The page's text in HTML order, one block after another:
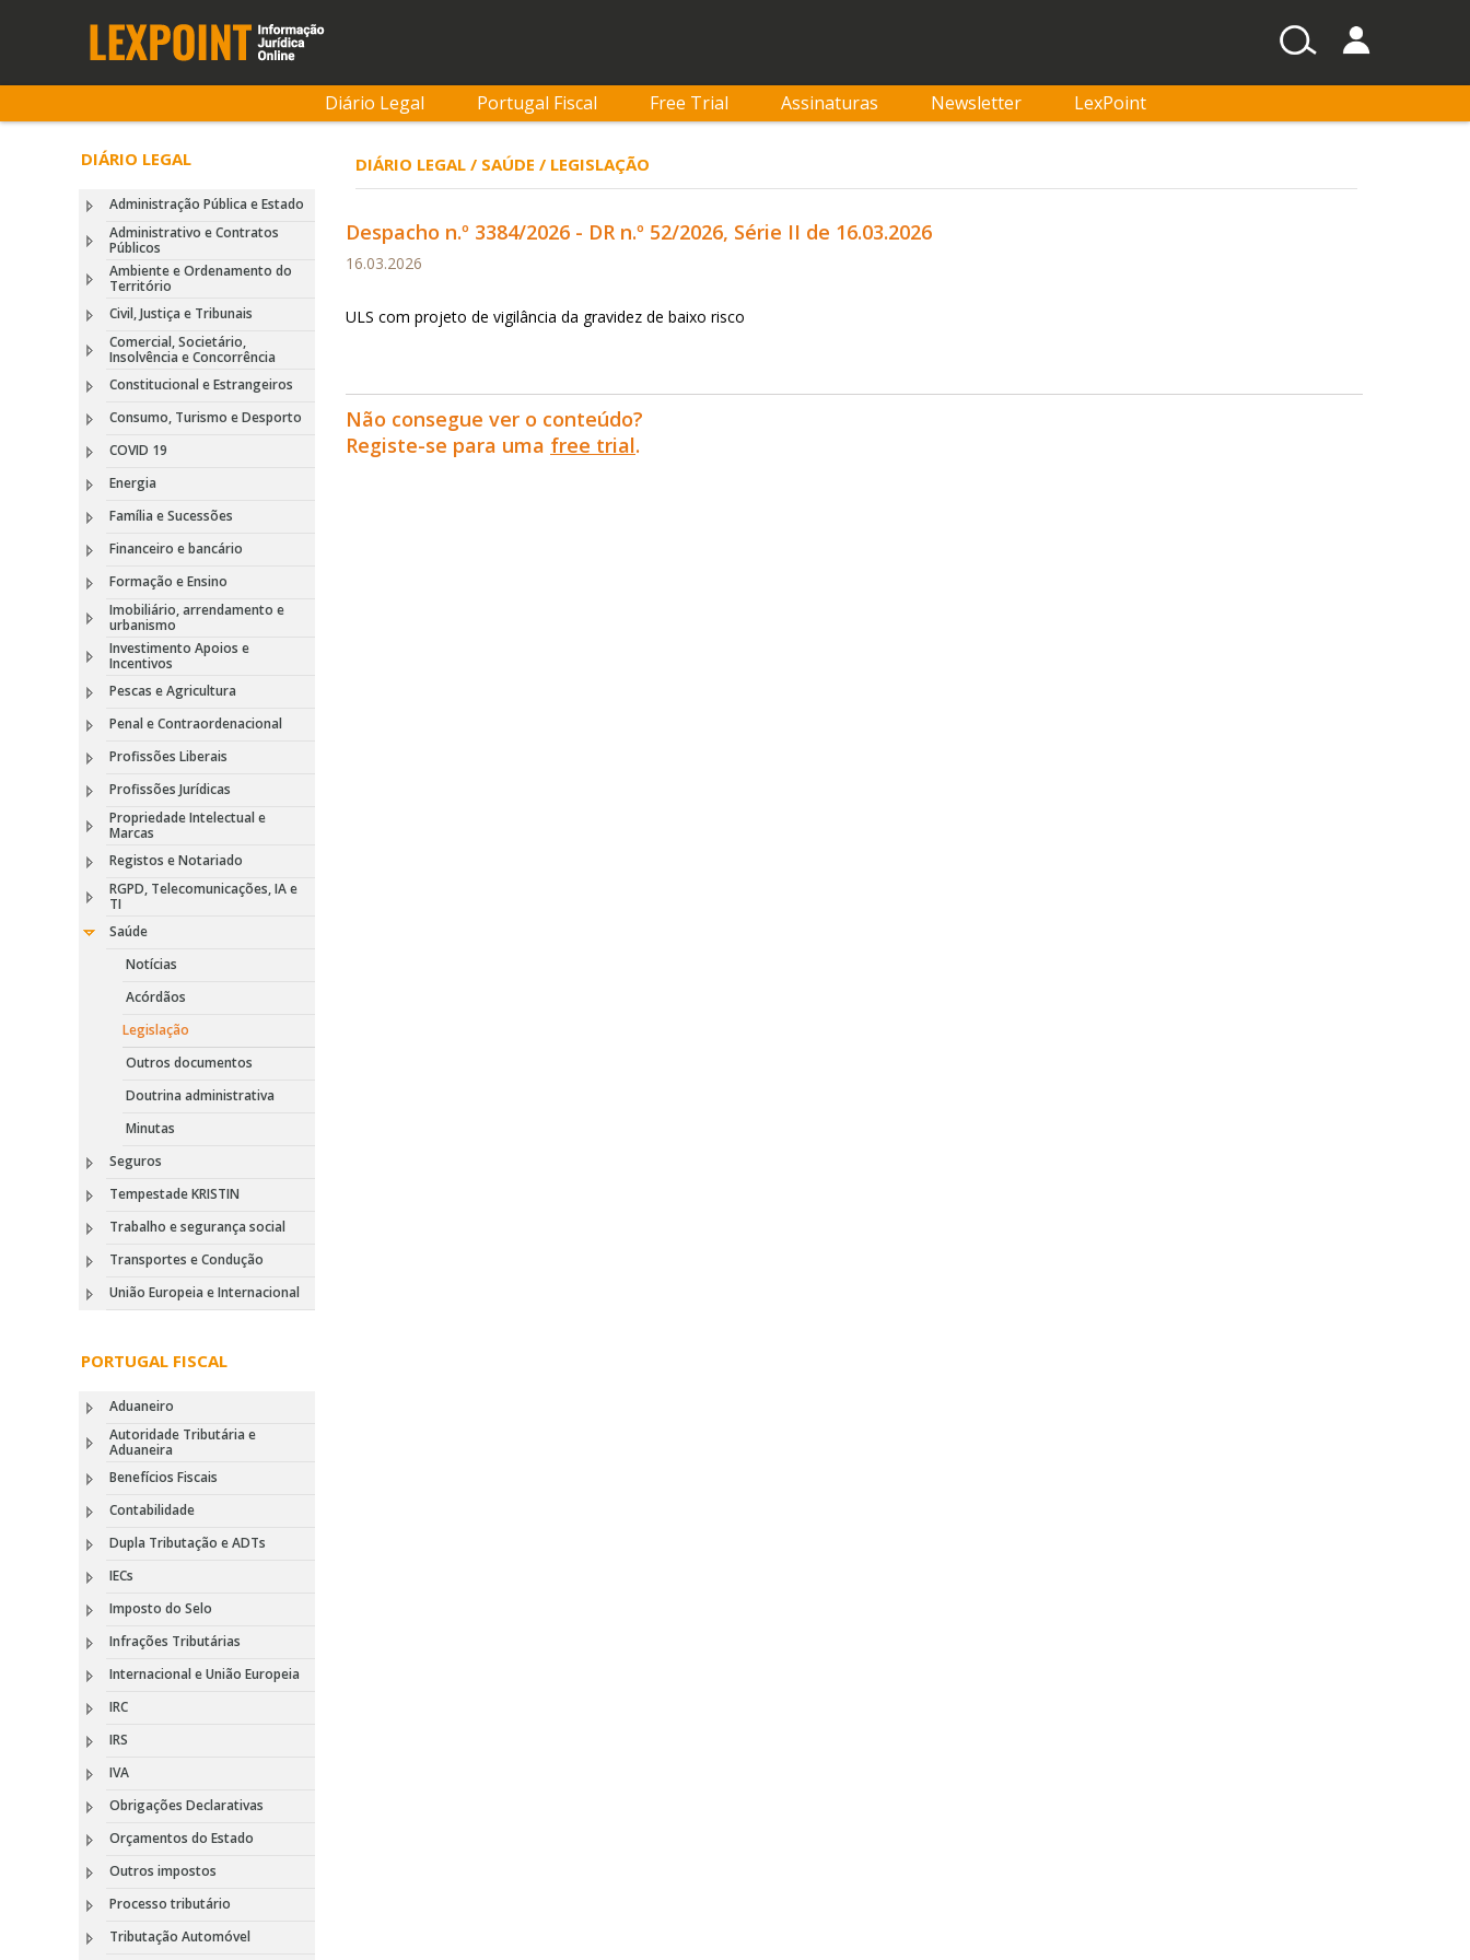
Diário Legal Portugal Fiscal Free Trial Assinaturas Newsletter LexPoint
DIÁRIO LEGAL
Administração Pública e Estado
Administrativo e Contratos
Públicos
Ambiente e Ordenamento do
Território
Civil, Justiça e Tribunais
Comercial, Societário,
Insolvência e Concorrência
Constitucional e Estrangeiros
Consumo, Turismo e Desporto
COVID 19
Energia
Família e Sucessões
Financeiro e bancário
Formação e Ensino
Imobiliário, arrendamento e
urbanismo
Investimento Apoios e
Incentivos
Pescas e Agricultura
Penal e Contraordenacional
Profissões Liberais
Profissões Jurídicas
Propriedade Intelectual e
Marcas
Registos e Notariado
RGPD, Telecomunicações, IA e
TI
Saúde
Notícias
Acórdãos
Legislação
Outros documentos
Doutrina administrativa
Minutas
Seguros
Tempestade KRISTIN
Trabalho e segurança social
Transportes e Condução
União Europeia e Internacional
PORTUGAL FISCAL
Aduaneiro
Autoridade Tributária e
Aduaneira
Benefícios Fiscais
Contabilidade
Dupla Tributação e ADTs
IECs
Imposto do Selo
Infrações Tributárias
Internacional e União Europeia
IRC
IRS
IVA
Obrigações Declarativas
Orçamentos do Estado
Outros impostos
Processo tributário
Tributação Automóvel
DIÁRIO LEGAL / SAÚDE / LEGISLAÇÃO
Despacho n.º 3384/2026 - DR n.º 52/2026, Série II de 16.03.2026
16.03.2026
ULS com projeto de vigilância da gravidez de baixo risco
Não consegue ver o conteúdo?
Registe-se para uma free trial.